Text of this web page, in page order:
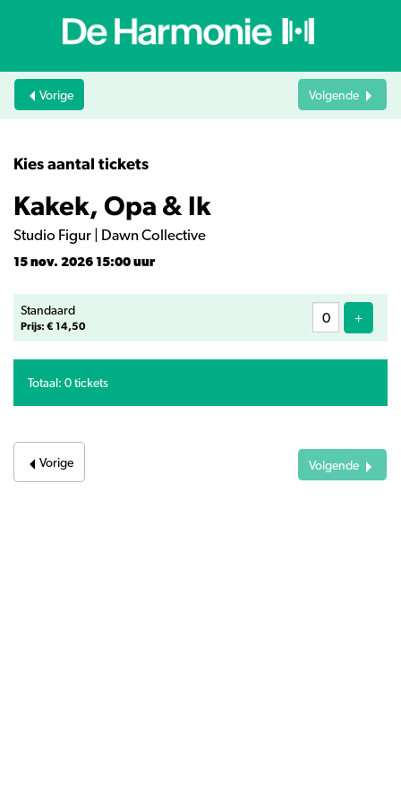
Vorige Volgende
Kies aantal tickets
Kakek, Opa & Ik
Studio Figur | Dawn Collective
15 nov. 2026 15:00 uur
Aantal
Standaard
Prijs: € 14,50
+Voeg
Totaal: 0 tickets
Vorige Volgende